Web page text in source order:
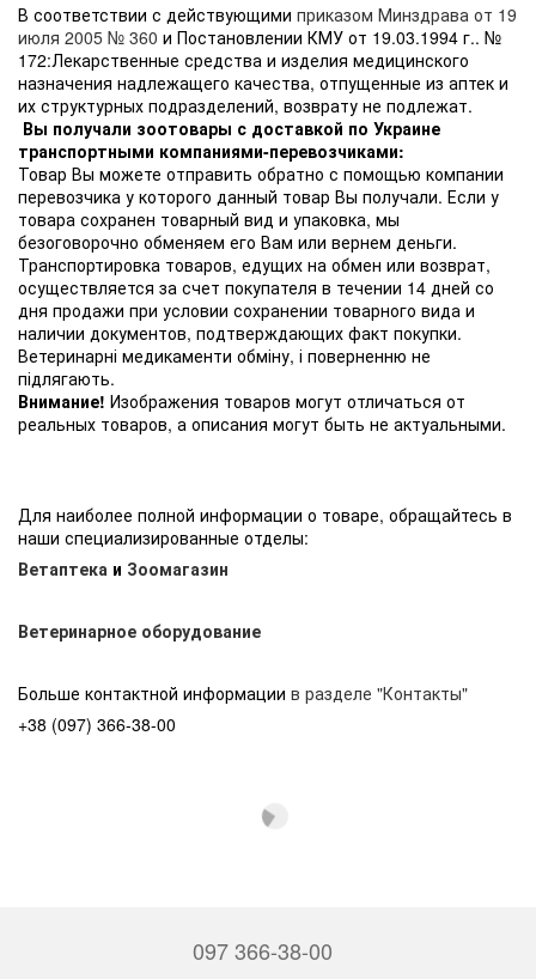
В соответствии с действующими приказом Минздрава от 19
июля 2005 № 360 и Постановлении КМУ от 19.03.1994 г.. №
172:Лекарственные средства и изделия медицинского
назначения надлежащего качества, отпущенные из аптек и
их структурных подразделений, возврату не подлежат.
Вы получали зоотовары с доставкой по Украине
транспортными компаниями-перевозчиками:
Товар Вы можете отправить обратно с помощью компании
перевозчика у которого данный товар Вы получали. Если у
товара сохранен товарный вид и упаковка, мы
безоговорочно обменяем его Вам или вернем деньги.
Транспортировка товаров, едущих на обмен или возврат,
осуществляется за счет покупателя в течении 14 дней со
дня продажи при условии сохранении товарного вида и
наличии документов, подтверждающих факт покупки.
Ветеринарні медикаменти обміну, і поверненню не
підлягають.
Внимание! Изображения товаров могут отличаться от
реальных товаров, а описания могут быть не актуальными.
Для наиболее полной информации о товаре, обращайтесь в
наши специализированные отделы:
Ветаптека и Зоомагазин
Ветеринарное оборудование
Больше контактной информации в разделе "Контакты"
+38 (097) 366-38-00
097 366-38-00